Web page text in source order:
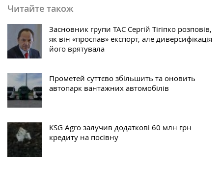
Читайте також
Засновник групи ТАС Сергій Тігіпко розповів,
як він «проспав‎» експорт, але ‎диверсифікація
його ‎врятувала‎
Прометей суттєво збільшить та оновить
автопарк вантажних автомобілів
KSG Agro залучив додаткові 60 млн грн
кредиту на посівну